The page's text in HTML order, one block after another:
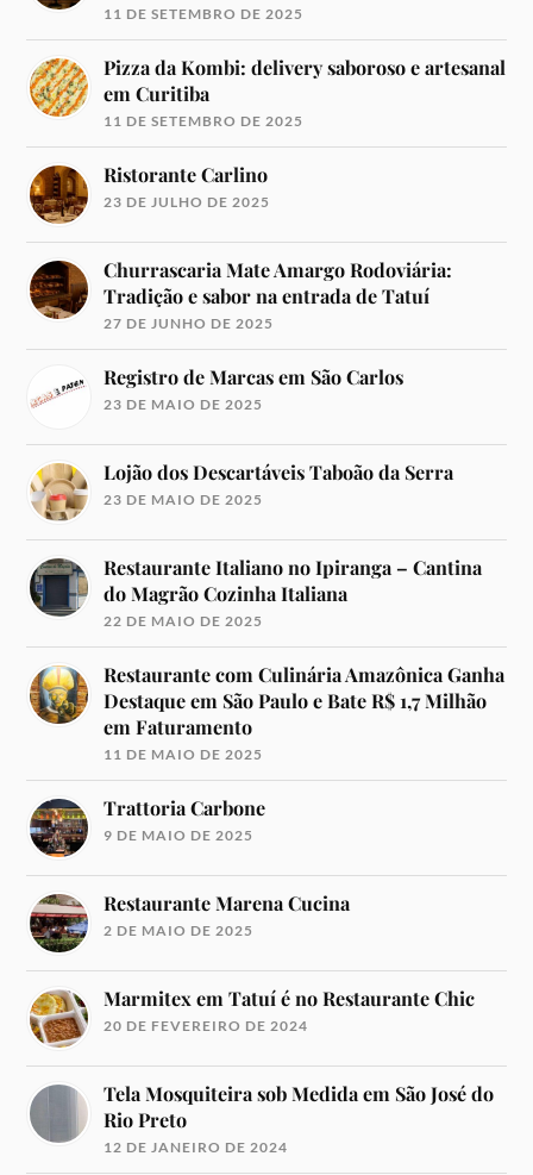
11 DE SETEMBRO DE 2025
Pizza da Kombi: delivery saboroso e artesanal
em Curitiba
11 DE SETEMBRO DE 2025
Ristorante Carlino
23 DE JULHO DE 2025
Churrascaria Mate Amargo Rodoviária:
Tradição e sabor na entrada de Tatuí
27 DE JUNHO DE 2025
Registro de Marcas em São Carlos
23 DE MAIO DE 2025
Lojão dos Descartáveis Taboão da Serra
23 DE MAIO DE 2025
Restaurante Italiano no Ipiranga – Cantina
do Magrão Cozinha Italiana
22 DE MAIO DE 2025
Restaurante com Culinária Amazônica Ganha
Destaque em São Paulo e Bate R$ 1,7 Milhão
em Faturamento
11 DE MAIO DE 2025
Trattoria Carbone
9 DE MAIO DE 2025
Restaurante Marena Cucina
2 DE MAIO DE 2025
Marmitex em Tatuí é no Restaurante Chic
20 DE FEVEREIRO DE 2024
Tela Mosquiteira sob Medida em São José do
Rio Preto
12 DE JANEIRO DE 2024